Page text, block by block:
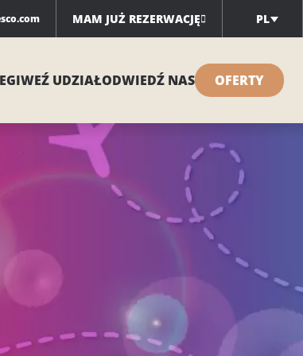
MAM JUŻ REZERWACJĘ PL
WEŹ UDZIAŁODWIEDŹ NAS OFERTY